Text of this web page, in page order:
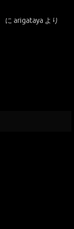
に arigataya より